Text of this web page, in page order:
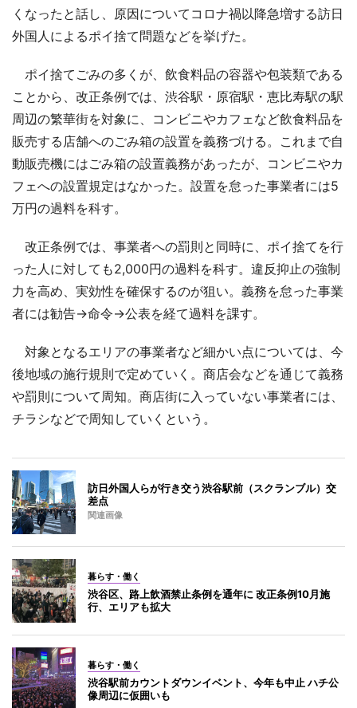
くなったと話し、原因についてコロナ禍以降急増する訪日
外国人によるポイ捨て問題などを挙げた。
ポイ捨てごみの多くが、飲食料品の容器や包装類である
ことから、改正条例では、渋谷駅・原宿駅・恵比寿駅の駅
周辺の繁華街を対象に、コンビニやカフェなど飲食料品を
販売する店舗へのごみ箱の設置を義務づける。これまで自
動販売機にはごみ箱の設置義務があったが、コンビニやカ
フェへの設置規定はなかった。設置を怠った事業者には5
万円の過料を科す。
改正条例では、事業者への罰則と同時に、ポイ捨てを行
った人に対しても2,000円の過料を科す。違反抑止の強制
力を高め、実効性を確保するのが狙い。義務を怠った事業
者には勧告→命令→公表を経て過料を課す。
対象となるエリアの事業者など細かい点については、今
後地域の施行規則で定めていく。商店会などを通じて義務
や罰則について周知。商店街に入っていない事業者には、
チラシなどで周知していくという。
訪日外国人らが行き交う渋谷駅前（スクランブル）交
差点
関連画像
暮らす・働く
渋谷区、路上飲酒禁止条例を通年に 改正条例10月施
行、エリアも拡大
暮らす・働く
渋谷駅前カウントダウンイベント、今年も中止 ハチ公
像周辺に仮囲いも